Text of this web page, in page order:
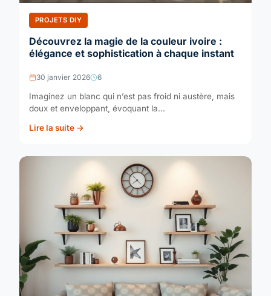
PROJETS DIY
Découvrez la magie de la couleur ivoire :
élégance et sophistication à chaque instant
30 janvier 2026 6
Imaginez un blanc qui n’est pas froid ni austère, mais
doux et enveloppant, évoquant la...
Lire la suite →